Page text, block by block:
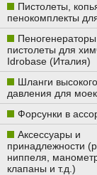
Пистолеты,
пенокомплекты
пистолеты для
Idrobase (Италия)
Шланги высокого
давления для моек
Форсунки в
Аксессуары и
принадлежности
ниппеля,
клапаны и т.д.)